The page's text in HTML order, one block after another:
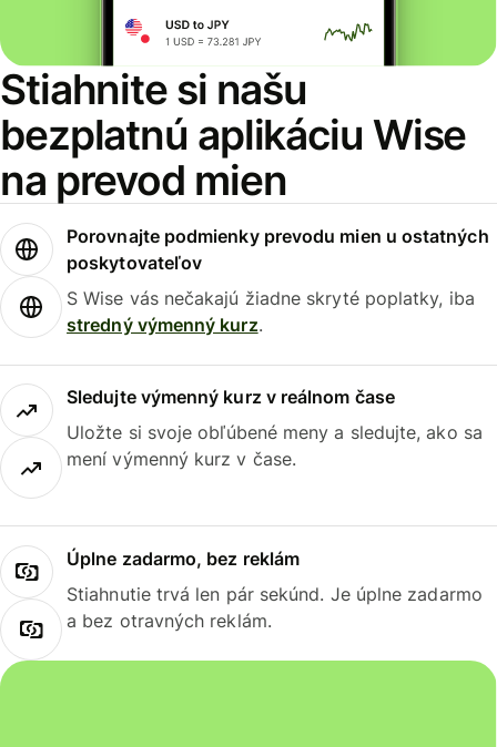
Stiahnite si našu
bezplatnú aplikáciu Wise
na prevod mien
Porovnajte podmienky prevodu mien u ostatných
poskytovateľov
S Wise vás nečakajú žiadne skryté poplatky, iba
stredný výmenný kurz.
Sledujte výmenný kurz v reálnom čase
Uložte si svoje obľúbené meny a sledujte, ako sa
mení výmenný kurz v čase.
Úplne zadarmo, bez reklám
Stiahnutie trvá len pár sekúnd. Je úplne zadarmo
a bez otravných reklám.